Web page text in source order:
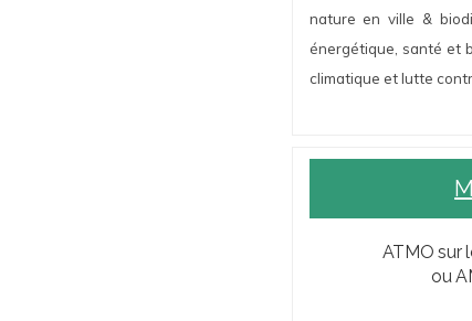
nature en ville &
énergétique, santé et
climatique et lutte
ATMO sur
ou